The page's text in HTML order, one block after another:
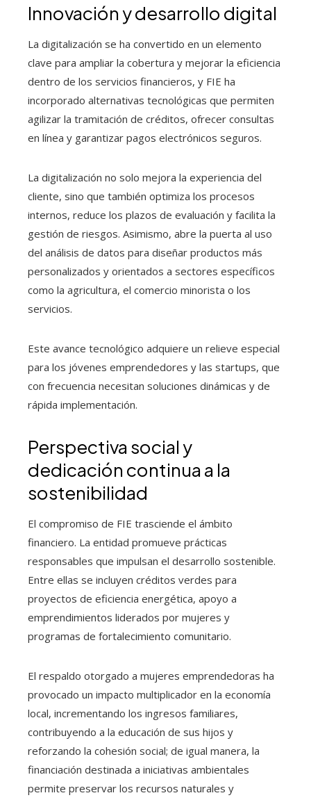
Innovación y desarrollo digital
La digitalización se ha convertido en un elemento
clave para ampliar la cobertura y mejorar la eficiencia
dentro de los servicios financieros, y FIE ha
incorporado alternativas tecnológicas que permiten
agilizar la tramitación de créditos, ofrecer consultas
en línea y garantizar pagos electrónicos seguros.
La digitalización no solo mejora la experiencia del
cliente, sino que también optimiza los procesos
internos, reduce los plazos de evaluación y facilita la
gestión de riesgos. Asimismo, abre la puerta al uso
del análisis de datos para diseñar productos más
personalizados y orientados a sectores específicos
como la agricultura, el comercio minorista o los
servicios.
Este avance tecnológico adquiere un relieve especial
para los jóvenes emprendedores y las startups, que
con frecuencia necesitan soluciones dinámicas y de
rápida implementación.
Perspectiva social y
dedicación continua a la
sostenibilidad
El compromiso de FIE trasciende el ámbito
financiero. La entidad promueve prácticas
responsables que impulsan el desarrollo sostenible.
Entre ellas se incluyen créditos verdes para
proyectos de eficiencia energética, apoyo a
emprendimientos liderados por mujeres y
programas de fortalecimiento comunitario.
El respaldo otorgado a mujeres emprendedoras ha
provocado un impacto multiplicador en la economía
local, incrementando los ingresos familiares,
contribuyendo a la educación de sus hijos y
reforzando la cohesión social; de igual manera, la
financiación destinada a iniciativas ambientales
permite preservar los recursos naturales y